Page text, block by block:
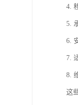
4.
5.
6.
7.
8.
这